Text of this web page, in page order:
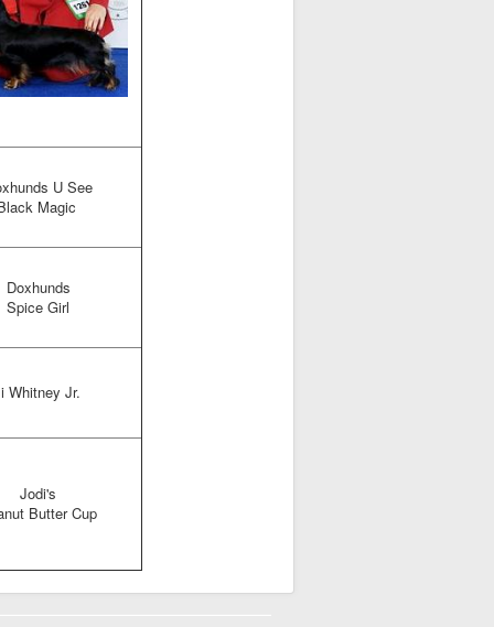
U See
Magic
Doxhunds
Spice Girl
Whitney Jr.
Jodi's
Butter Cup